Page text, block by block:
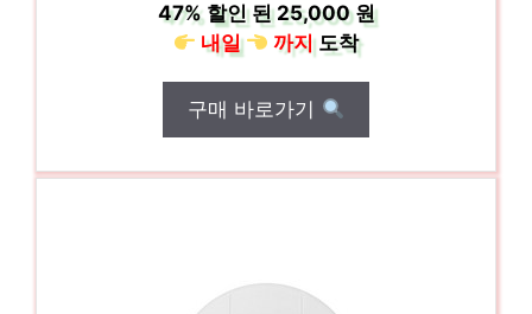
47%할인 된25,000 원
내일
까지도착
구매 바로가기